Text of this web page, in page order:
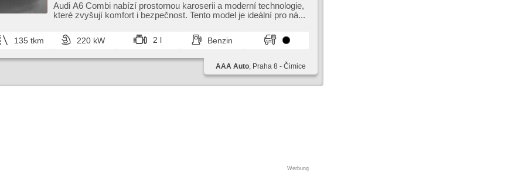
per Taste, Reifendrucksensor, USB, Uhr Spur, Servolenkung, El.
Seitenscheiben, Dachträger, Autoradio, Automatikgetriebe, Antrieb
Audi A6 Combi nabízí prostornou karoserii a moderní technologie,​
které zvyšují komfort i bezpečnost. Tento model je ideální pro ná...
135 tkm 220 kW 2 l Benzin
AAA Auto, Praha 8 - Čimice
Werbung